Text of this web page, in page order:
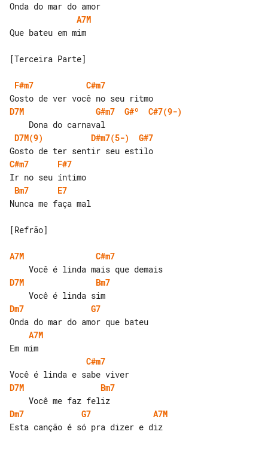
A7M
Que bateu em mim
[Terceira Parte]
F#m7
C#m7
D7M
G#m7 G#º
C#7(9-)
D7M(9)
D#m7(5-)
G#7
C#m7
F#7
Bm7
E7
Nunca me faça mal
[Refrão]
A7M
C#m7
D7M
Bm7
Dm7
G7
A7M
C#m7
D7M
Bm7
Dm7
G7
A7M